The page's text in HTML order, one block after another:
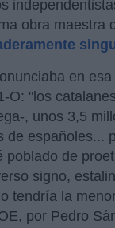
obra maestra
en
O: "los
, unos 3,5
de españoles...
poblado de
signo,
tendría la
por Pedro